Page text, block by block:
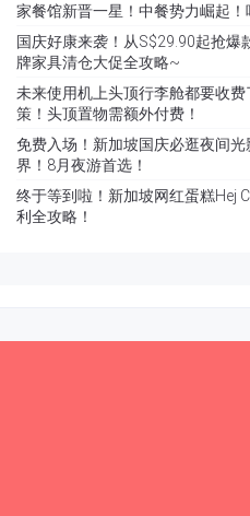
家餐馆新晋一星！中餐势力崛起！
国庆好康来袭！从S$29.90起抢
牌家具清仓大促全攻略~
未来使用机上头顶行李舱都要收
策！头顶置物需额外付费！
免费入场！新加坡国庆必逛夜间
界！8月夜游首选！
终于等到啦！新加坡网红蛋糕Hej
利全攻略！